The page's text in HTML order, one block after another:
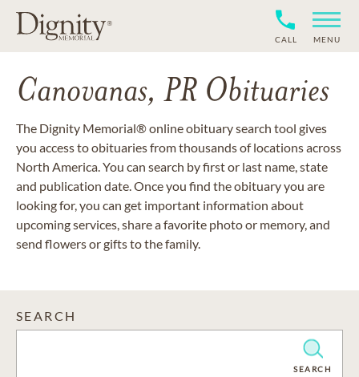
CALL MENU
Canovanas, PR Obituaries
The Dignity Memorial® online obituary search tool gives
you access to obituaries from thousands of locations across
North America. You can search by first or last name, state
and publication date. Once you find the obituary you are
looking for, you can get important information about
upcoming services, share a favorite photo or memory, and
send flowers or gifts to the family.
SEARCH
CLEARSEARCH